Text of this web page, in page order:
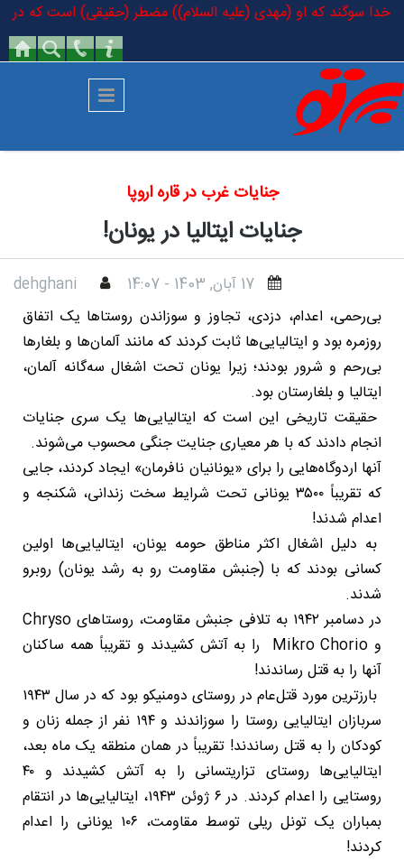
رفتن به محتوای اصلی
به خدا سوگند که او (مهدی (علیه السلام)) مضطر (حقیقی) است که در
جنایات غرب در قاره اروپا
جنایات ایتالیا در یونان!
17 آبان, 1403 - 14:07
dehghani
بی‌رحمی، اعدام، دزدی، تجاوز و سوزاندن روستاها یک اتفاق
روزمره بود و ایتالیایی‌ها ثابت کردند که مانند آلمان‌ها و بلغارها
بی‌رحم و شرور بودند؛ زیرا یونان تحت اشغال سه‌گانه آلمان،
ایتالیا و بلغارستان بود.
حقیقت تاریخی این است که ایتالیایی‌ها یک سری جنایات
انجام دادند که با هر معیاری جنایت جنگی محسوب می‌شوند.
آنها اردوگاه‌هایی را برای «یونانیان نافرمان» ایجاد کردند، جایی
که تقریباً ۳۵۰۰ یونانی تحت شرایط سخت زندانی، شکنجه و
اعدام شدند!
به دلیل اشغال اکثر مناطق حومه یونان، ایتالیایی‌ها اولین
کسانی بودند که با (جنبش مقاومت رو به رشد یونان) روبرو
شدند.
در دسامبر ۱۹۴۲ به تلافی جنبش مقاومت، روستاهای Chryso
و Mikro Chorio را به آتش کشیدند و تقریباً همه ساکنان
آنها را به قتل رساندند!
بارزترین مورد قتل‌عام در روستای دومنیکو بود که در سال ۱۹۴۳
سربازان ایتالیایی روستا را سوزاندند و ۱۹۴ نفر از جمله زنان و
کودکان را به قتل رساندند! تقریباً در همان منطقه یک ماه بعد،
ایتالیایی‌ها روستای تزاریتسانی را به آتش کشیدند و ۴۰
روستایی را اعدام کردند. در ۶ ژوئن ۱۹۴۳، ایتالیایی‌ها در انتقام
بمباران یک تونل ریلی توسط مقاومت، ۱۰۶ یونانی را اعدام
کردند!